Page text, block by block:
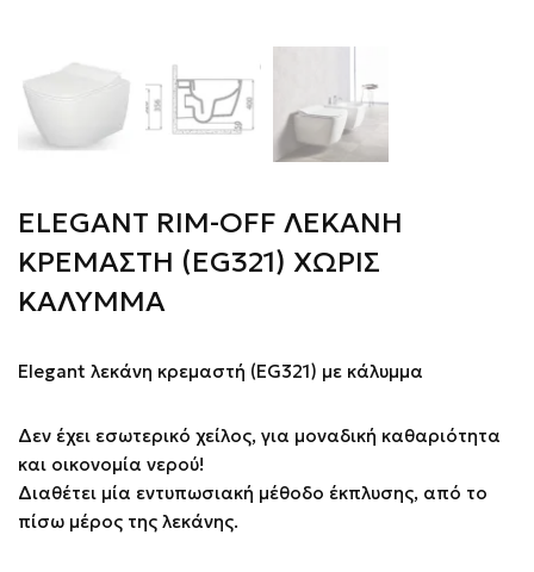
ELEGANT RIM-OFF ΛΕΚΑΝΗ
ΚΡΕΜΑΣΤΗ (EG321) ΧΩΡΙΣ
ΚΑΛΥΜΜΑ
Elegant λεκάνη κρεμαστή (EG321) με κάλυμμα
Δεν έχει εσωτερικό χείλος, για μοναδική καθαριότητα
και οικονομία νερού!
Διαθέτει μία εντυπωσιακή μέθοδο έκπλυσης, από το
πίσω μέρος της λεκάνης.